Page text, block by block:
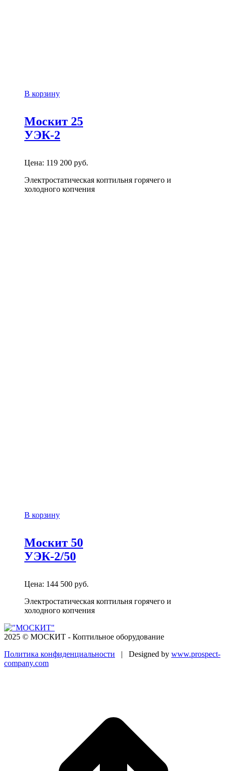
В корзину
Москит 25
УЭК-2
Цена: 119 200 руб.
Электростатическая коптильня горячего и
холодного копчения
В корзину
Москит 50
УЭК-2/50
Цена: 144 500 руб.
Электростатическая коптильня горячего и
холодного копчения
2025 © МОСКИТ - Коптильное оборудование
Политика конфиденциальности | Designed by www.prospect-
company.com